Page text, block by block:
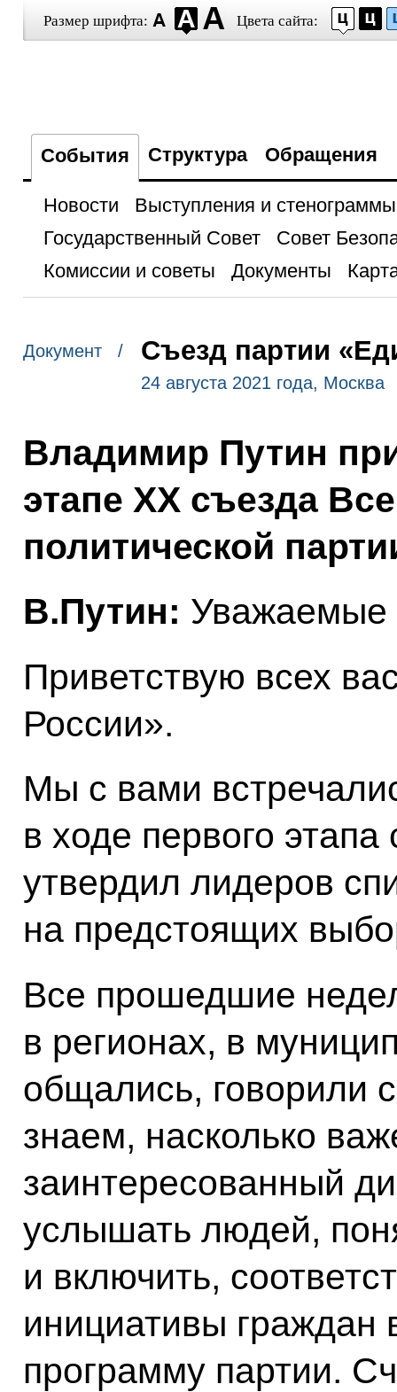
Размер шрифта: Цвета сайта:
События Структура Обращения
Новости
Выступления и стенограммы
Государственный Совет
Совет
Комиссии и советы
Документы
Документ / Съезд партии
24 августа 2021 года, Москва
Владимир Путин
этапе XX съезда
политической
В.Путин: Уважаемые
Приветствую всех
России».
Мы с вами
в ходе первого
утвердил лидеров
на предстоящих
Все прошедшие
в регионах, в
общались, говорили
знаем, насколько
заинтересованный
услышать людей,
и включить,
инициативы граждан
программу партии.